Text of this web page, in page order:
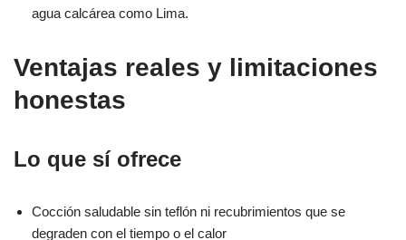
agua calcárea como Lima.
Ventajas reales y limitaciones
honestas
Lo que sí ofrece
Cocción saludable sin teflón ni recubrimientos que se
degraden con el tiempo o el calor